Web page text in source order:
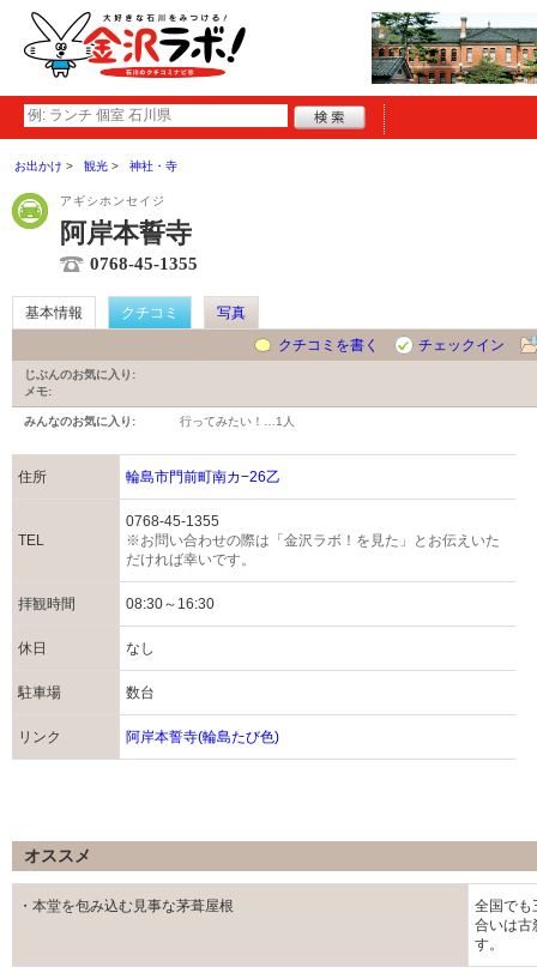
お出かけ 観光 神社・寺
アギシホンセイジ
阿岸本誓寺
0768-45-1355
基本情報 クチコミ
写真
クチコミを書く
チェックイン
じぶんのお気に入り:
メモ:
みんなのお気に入り: 行ってみたい！… 1人
住所 輪島市門前町南カ−26乙
TEL
0768-45-1355
※お問い合わせの際は「金沢ラボ！を見た」とお伝えいた
だければ幸いです。
拝観時間 08:30～16:30
休日 なし
駐車場 数台
リンク 阿岸本誓寺(輪島たび色)
オススメ
・本堂を包み込む見事な茅葺屋根
全国でも
合いは古
す。